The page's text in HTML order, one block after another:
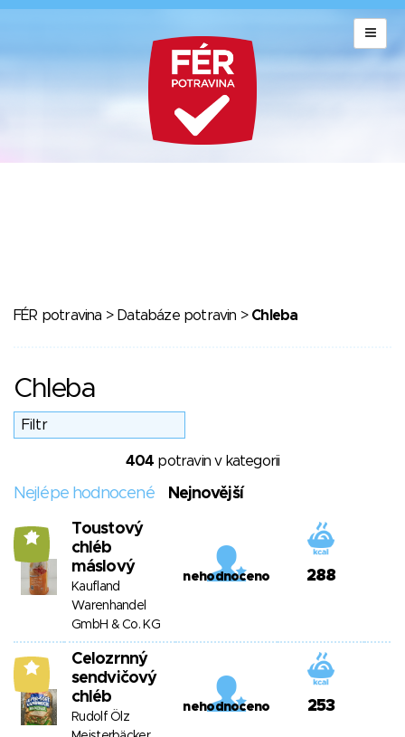
FÉR potravina > Databáze potravin > Chleba
Chleba
404 potravin v kategorii
Nejlépe hodnocené Nejnovější
11
Toustový
chléb
máslový
Kaufland
Warenhandel
GmbH & Co. KG
nehodnoceno 288
9
Celozrnný
sendvičový
chléb
Rudolf Ölz
nehodnoceno 253